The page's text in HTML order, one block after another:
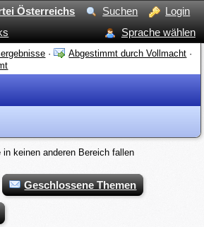
Österreichs Suchen
Login
Sprache wählen
· Abgestimmt durch Vollmacht ·
keinen anderen Bereich fallen
Geschlossene Themen